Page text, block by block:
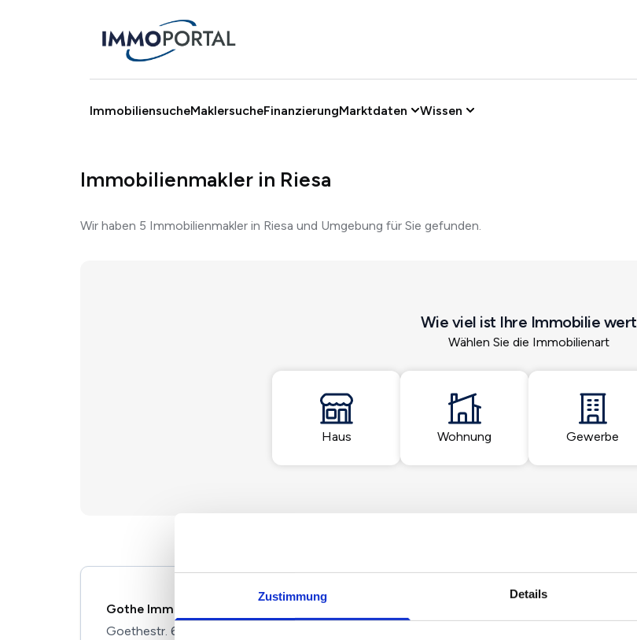
Zustimmung Details
ImmobiliensucheMaklersucheFinanzierungMarktdaten Wissen
Immobilienmakler in Riesa
Wir haben 5 Immobilienmakler in Riesa und Umgebung für Sie gefunden.
Wie viel ist Ihre Immobilie wert
Wählen Sie die Immobilienart
Haus Wohnung Gewerbe
Gothe Immobilien Service
Goethestr. 63